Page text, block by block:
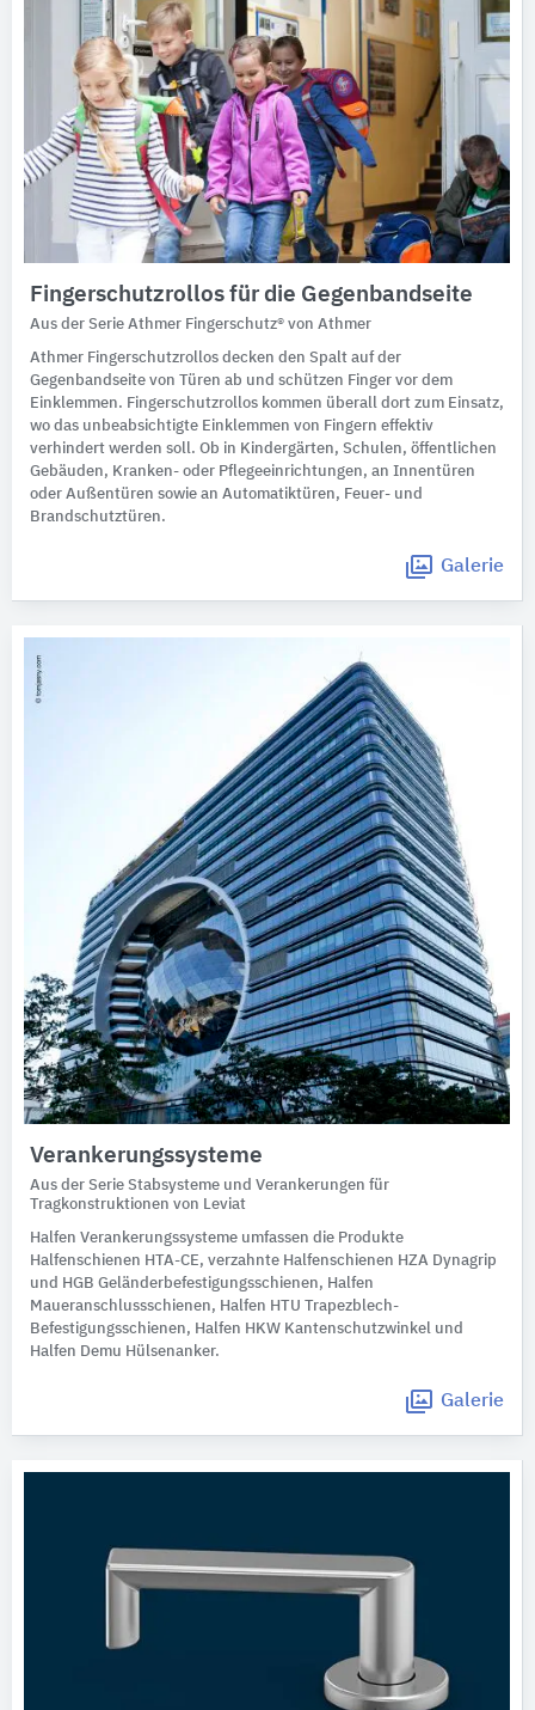
Fingerschutzrollos für die Gegenbandseite
Aus der Serie Athmer Fingerschutz® von Athmer
Athmer Fingerschutzrollos decken den Spalt auf der
Gegenbandseite von Türen ab und schützen Finger vor dem
Einklemmen. Fingerschutzrollos kommen überall dort zum Einsatz,
wo das unbeabsichtigte Einklemmen von Fingern effektiv
verhindert werden soll. Ob in Kindergärten, Schulen, öffentlichen
Gebäuden, Kranken- oder Pflegeeinrichtungen, an Innentüren
oder Außentüren sowie an Automatiktüren, Feuer- und
Brandschutztüren.
Galerie
Verankerungssysteme
Aus der Serie Stabsysteme und Verankerungen für
Tragkonstruktionen von Leviat
Halfen Verankerungssysteme umfassen die Produkte
Halfenschienen HTA-CE, verzahnte Halfenschienen HZA Dynagrip
und HGB Geländerbefestigungsschienen, Halfen
Maueranschlussschienen, Halfen HTU Trapezblech-
Befestigungsschienen, Halfen HKW Kantenschutzwinkel und
Halfen Demu Hülsenanker.
Galerie